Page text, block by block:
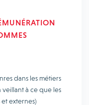
dans les métiers
veillant à ce que les
externes)